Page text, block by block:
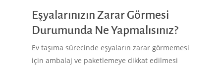
Eşyalarınızın Zarar Görmesi
Durumunda Ne Yapmalısınız?
Ev taşıma sürecinde eşyaların zarar görmemesi
için ambalaj ve paketlemeye dikkat edilmesi